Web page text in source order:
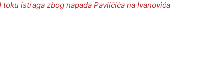
istraga zbog napada Pavličića na Ivanovića